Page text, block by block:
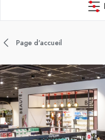
Page d'accueil